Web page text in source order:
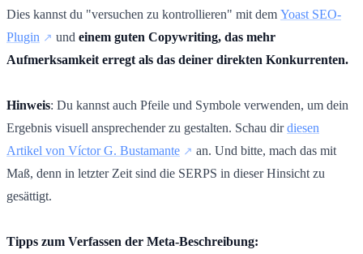
Dies kannst du "versuchen zu kontrollieren" mit dem Yoast SEO-
Plugin
und einem guten Copywriting, das mehr
Aufmerksamkeit erregt als das deiner direkten Konkurrenten.
Hinweis: Du kannst auch Pfeile und Symbole verwenden, um dein
Ergebnis visuell ansprechender zu gestalten. Schau dirdiesen
Artikel von Víctor G. Bustamante
an. Und bitte, mach das mit
Maß, denn in letzter Zeit sind die SERPS in dieser Hinsicht zu
gesättigt.
Tipps zum Verfassen der Meta-Beschreibung: